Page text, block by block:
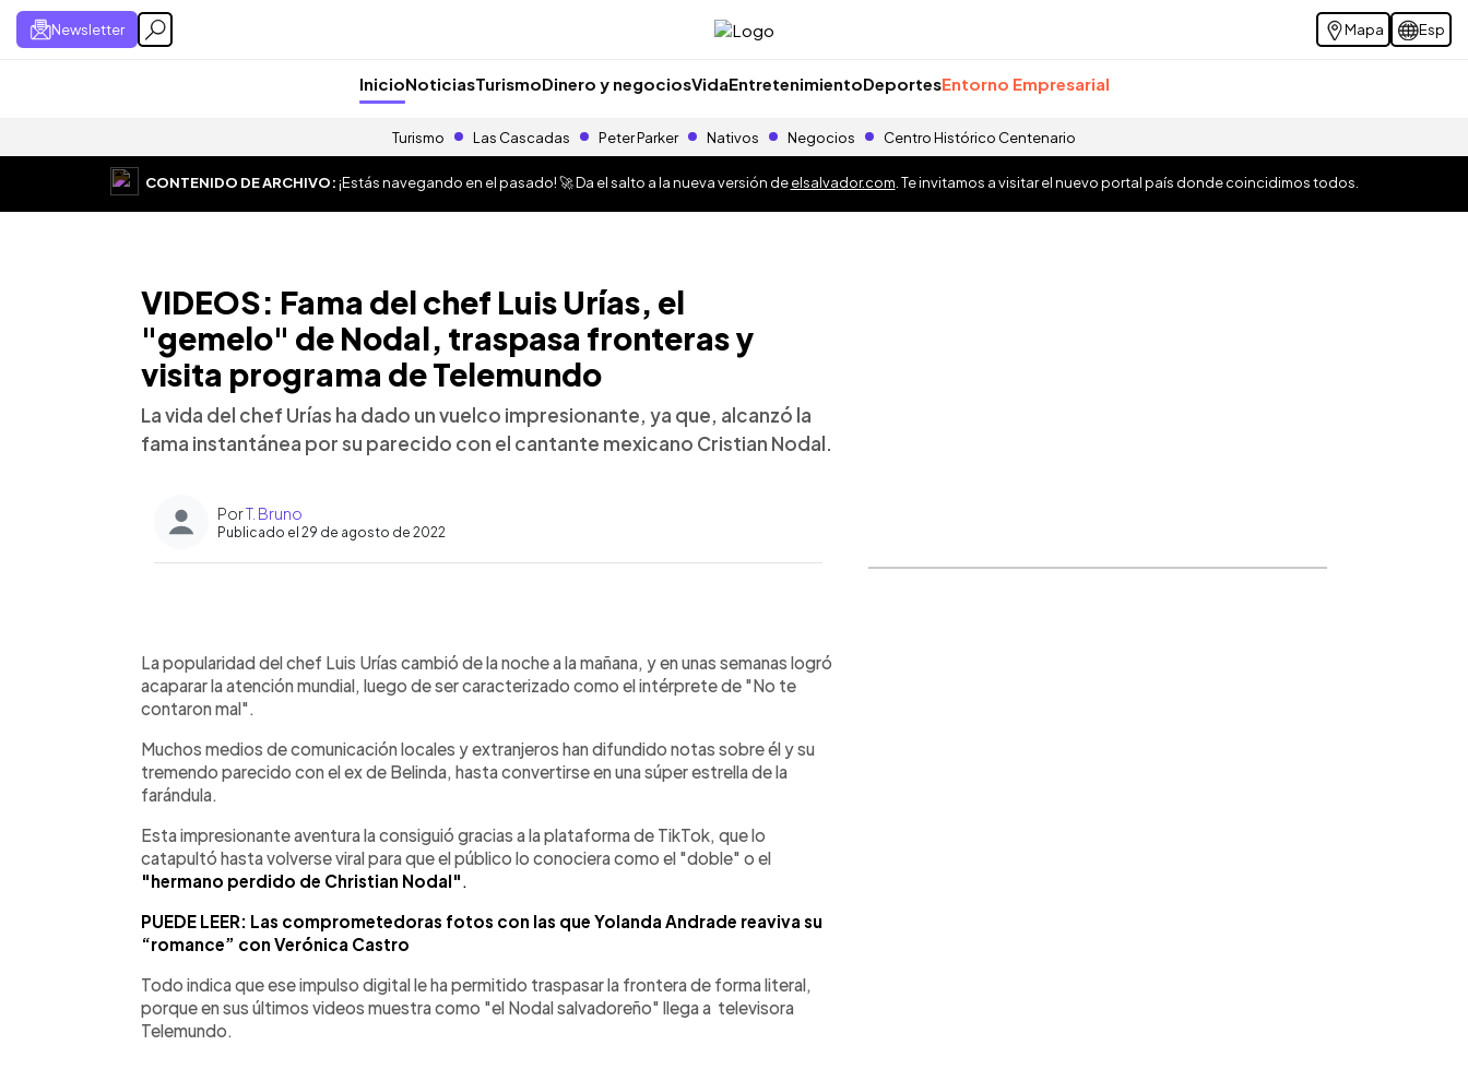
Newsletter Mapa Esp
InicioNoticiasTurismoDinero y negociosVidaEntretenimientoDeportesEntorno Empresarial
Turismo Las Cascadas Peter Parker Nativos Negocios Centro Histórico Centenario
CONTENIDO DE ARCHIVO:¡Estás navegando en el pasado! 🚀 Da el salto a la nueva versión deelsalvador.com . Te invitamos a visitar el nuevo portal país donde coincidimos todos.
VIDEOS: Fama del chef Luis Urías, el
"gemelo" de Nodal, traspasa fronteras y
visita programa de Telemundo
La vida del chef Urías ha dado un vuelco impresionante, ya que, alcanzó la
fama instantánea por su parecido con el cantante mexicano Cristian Nodal.
PorT. Bruno
Publicado el 29 de agosto de 2022
► Escuchar artículo
La popularidad del chef Luis Urías cambió de la noche a la mañana, y en unas semanas logró
acaparar la atención mundial, luego de ser caracterizado como el intérprete de "No te
contaron mal".
Muchos medios de comunicación locales y extranjeros han difundido notas sobre él y su
tremendo parecido con el ex de Belinda, hasta convertirse en una súper estrella de la
farándula.
Esta impresionante aventura la consiguió gracias a la plataforma de TikTok, que lo
catapultó hasta volverse viral para que el público lo conociera como el "doble" o el
"hermano perdido de Christian Nodal".
PUEDE LEER: Las comprometedoras fotos con las que Yolanda Andrade reaviva su
“romance” con Verónica Castro
Todo indica que ese impulso digital le ha permitido traspasar la frontera de forma literal,
porque en sus últimos videos muestra como "el Nodal salvadoreño" llega a televisora
Telemundo.